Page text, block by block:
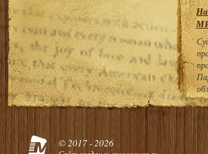
© 2017 - 2026